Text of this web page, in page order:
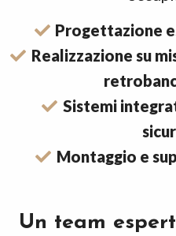
Progettazione
Realizzazione su
Sistemi
Montaggio e
Un team